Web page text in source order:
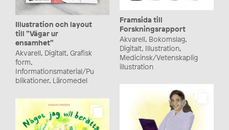
Framsida till
Forskningsrapport
Akvarell, Bokomslag,
Digitalt, Illustration,
Medicinsk/Vetenskaplig
illustration
Illustration och layout
till ”Vägar ur
ensamhet”
Akvarell, Digitalt, Grafisk
form,
Informationsmaterial/Pu
blikationer, Läromedel